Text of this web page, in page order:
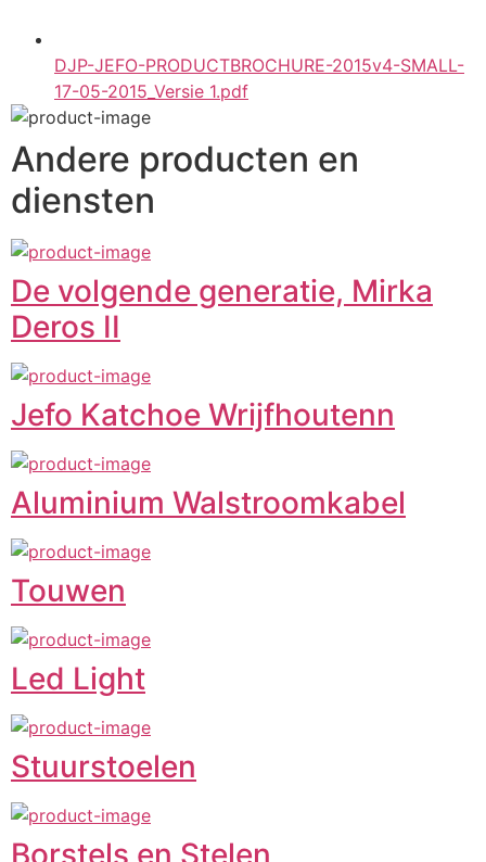
DJP-JEFO-PRODUCTBROCHURE-2015v4-SMALL-
17-05-2015_Versie 1.pdf
Andere producten en
diensten
De volgende generatie, Mirka
Deros II
Jefo Katchoe Wrijfhoutenn
Aluminium Walstroomkabel
Touwen
Led Light
Stuurstoelen
Borstels en Stelen